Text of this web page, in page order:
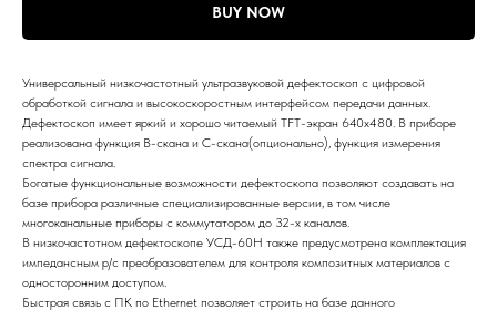
BUY NOW
Универсальный низкочастотный ультразвуковой дефектоскоп с цифровой
обработкой сигнала и высокоскоростным интерфейсом передачи данных.
Дефектоскоп имеет яркий и хорошо читаемый TFT-экран 640х480. В приборе
реализована функция В-скана и С-скана(опционально), функция измерения
спектра сигнала.
Богатые функциональные возможности дефектоскопа позволяют создавать на
базе прибора различные специализированные версии, в том числе
многоканальные приборы с коммутатором до 32-х каналов.
В низкочастотном дефектоскопе УСД-60Н также предусмотрена комплектация
импедансным р/с преобразователем для контроля композитных материалов с
односторонним доступом.
Быстрая связь с ПК по Ethernet позволяет строить на базе данного